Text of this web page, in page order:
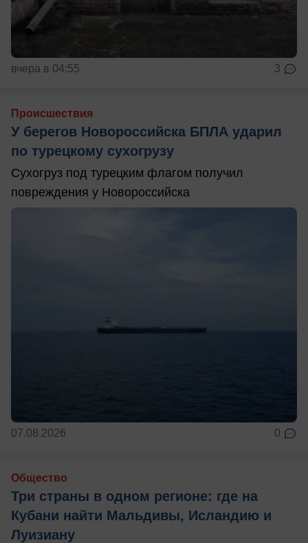
вчера в 04:55 3
Происшествия
У берегов Новороссийска БПЛА ударил
по турецкому сухогрузу
Сухогруз под турецким флагом получил
повреждения у Новороссийска
07.08.2026 0
Общество
Три страны в одном регионе: где на
Кубани найти Мальдивы, Исландию и
Луизиану